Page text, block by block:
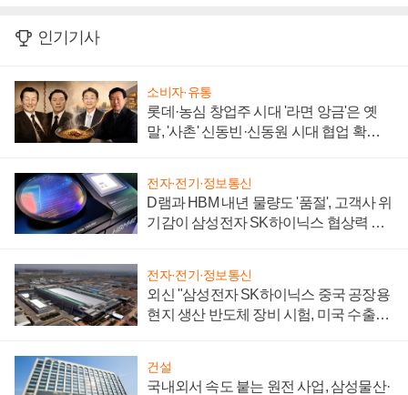
인기기사
소비자·유통
롯데·농심 창업주 시대 '라면 앙금'은 옛
말, '사촌' 신동빈·신동원 시대 협업 확대
전자·전기·정보통신
D램과 HBM 내년 물량도 '품절', 고객사 위
기감이 삼성전자 SK하이닉스 협상력 더
전자·전기·정보통신
외신 "삼성전자 SK하이닉스 중국 공장용
현지 생산 반도체 장비 시험, 미국 수출통
건설
국내외서 속도 붙는 원전 사업, 삼성물산·